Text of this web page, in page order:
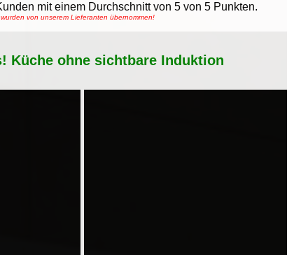
mit einem Durchschnitt von 5 von 5 Punkten.
von unserem Lieferanten übernommen!
Küche ohne sichtbare Induktion